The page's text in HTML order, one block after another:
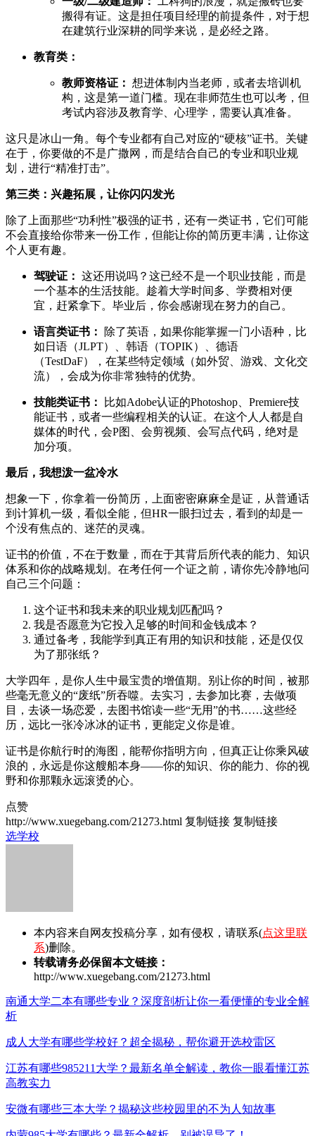
搬得有证。这是担任项目经理的前提条件，对于想
在建筑行业深耕的同学来说，是必经之路。
教育类：
教师资格证： 想进体制内当老师，或者去培训机
构，这是第一道门槛。现在非师范生也可以考，但
考试内容涉及教育学、心理学，需要认真准备。
这只是冰山一角。每个专业都有自己对应的“硬核”证书。关键
在于，你要做的不是广撒网，而是结合自己的专业和职业规
划，进行“精准打击”。
第三类：兴趣拓展，让你闪闪发光
除了上面那些“功利性”极强的证书，还有一类证书，它们可能
不会直接给你带来一份工作，但能让你的简历更丰满，让你这
个人更有趣。
驾驶证： 这还用说吗？这已经不是一个职业技能，而是
一个基本的生活技能。趁着大学时间多、学费相对便
宜，赶紧拿下。毕业后，你会感谢现在努力的自己。
语言类证书：
除了英语，如果你能掌握一门小语种，比
如日语（JLPT）、韩语（TOPIK）、德语
（TestDaF），在某些特定领域（如外贸、游戏、文化交
流），会成为你非常独特的优势。
技能类证书：
比如Adobe认证的Photoshop、Premiere技
能证书，或者一些编程相关的认证。在这个人人都是自
媒体的时代，会P图、会剪视频、会写点代码，绝对是
加分项。
最后，我想泼一盆冷水
想象一下，你拿着一份简历，上面密密麻麻全是证，从普通话
到计算机一级，看似全能，但HR一眼扫过去，看到的却是一
个没有焦点的、迷茫的灵魂。
证书的价值，不在于数量，而在于其背后所代表的能力、知识
体系和你的战略规划。在考任何一个证之前，请你先冷静地问
自己三个问题：
这个证书和我未来的职业规划匹配吗？
我是否愿意为它投入足够的时间和金钱成本？
通过备考，我能学到真正有用的知识和技能，还是仅仅
为了那张纸？
大学四年，是你人生中最宝贵的增值期。别让你的时间，被那
些毫无意义的“废纸”所吞噬。去实习，去参加比赛，去做项
目，去谈一场恋爱，去图书馆读一些“无用”的书……这些经
历，远比一张冷冰冰的证书，更能定义你是谁。
证书是你航行时的海图，能帮你指明方向，但真正让你乘风破
浪的，永远是你这艘船本身——你的知识、你的能力、你的视
野和你那颗永远滚烫的心。
点赞
http://www.xuegebang.com/21273.html 复制链接 复制链接
选学校
本内容来自网友投稿分享，如有侵权，请联系(点这里联
系)删除。
转载请务必保留本文链接：
http://www.xuegebang.com/21273.html
南通大学二本有哪些专业？深度剖析让你一看便懂的专业全解
析
成人大学有哪些学校好？超全揭秘，帮你避开选校雷区
江苏有哪些985211大学？最新名单全解读，教你一眼看懂江苏
高教实力
安微有哪些三本大学？揭秘这些校园里的不为人知故事